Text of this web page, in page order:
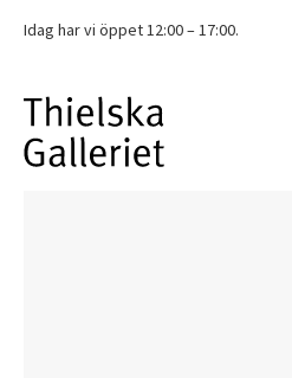
Idag har vi öppet 12:00 – 17:00.